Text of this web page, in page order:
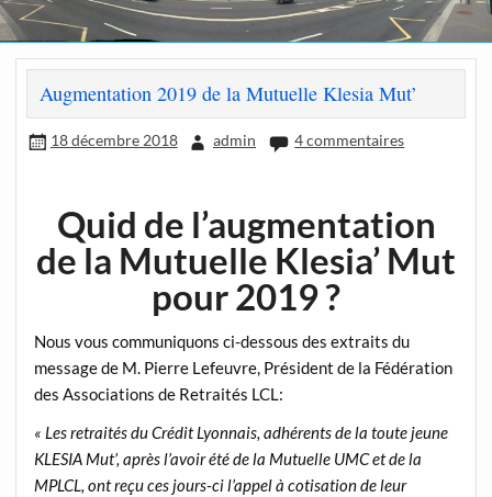
Augmentation 2019 de la Mutuelle Klesia Mut’
18 décembre 2018 admin 4 commentaires
Quid de l’augmentation
de la Mutuelle Klesia’ Mut
pour 2019 ?
Nous vous communiquons ci-dessous des extraits du
message de M. Pierre Lefeuvre, Président de la Fédération
des Associations de Retraités LCL:
« Les retraités du Crédit Lyonnais, adhérents de la toute jeune
KLESIA Mut’, après l’avoir été de la Mutuelle UMC et de la
MPLCL, ont reçu ces jours-ci l’appel à cotisation de leur